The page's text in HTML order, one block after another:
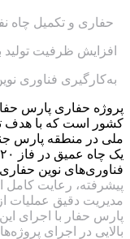
حفاری و تکمیل چاه نفتی
افزایش ظرفیت تولید به میزان
به‌کارگیری فناوری
پروژه حفاری پارس
کشور است که با هدف
ملی در منطقه پارس
فناوری‌های نوین
پیشرفته، رعایت کامل
مدیریت دقیق عملیات
پارس حفار با اجرای
بالایی در اجرای